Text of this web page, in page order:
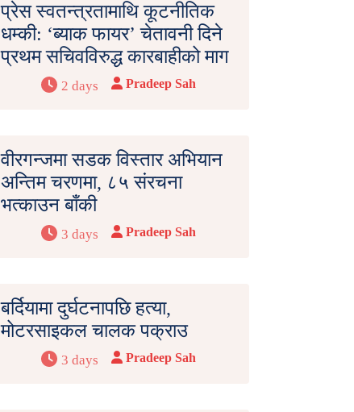
प्रेस स्वतन्त्रतामाथि कूटनीतिक
धम्की: ‘ब्याक फायर’ चेतावनी दिने
प्रथम सचिवविरुद्ध कारबाहीको माग
2 days Pradeep Sah
वीरगन्जमा सडक विस्तार अभियान
अन्तिम चरणमा, ८५ संरचना
भत्काउन बाँकी
3 days Pradeep Sah
बर्दियामा दुर्घटनापछि हत्या,
मोटरसाइकल चालक पक्राउ
3 days Pradeep Sah